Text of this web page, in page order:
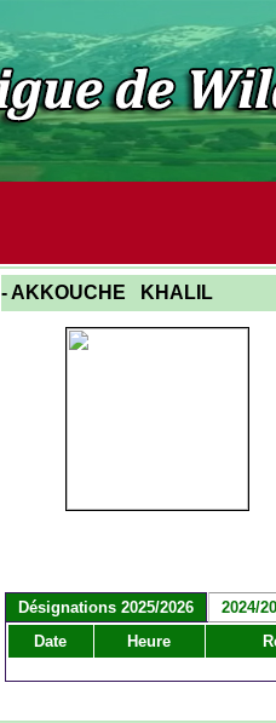
- AKKOUCHE KHALIL
Désignations 2025/2026
2024/
Date
Heure